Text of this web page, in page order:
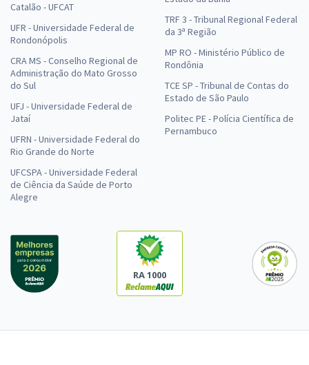
Catalão - UFCAT
UFR - Universidade Federal de
Rondonópolis
CRA MS - Conselho Regional de
Administração do Mato Grosso
do Sul
UFJ - Universidade Federal de
Jataí
UFRN - Universidade Federal do
Rio Grande do Norte
UFCSPA - Universidade Federal
de Ciência da Saúde de Porto
Alegre
TRF 3 - Tribunal Regional Federal
da 3ª Região
MP RO - Ministério Público de
Rondônia
TCE SP - Tribunal de Contas do
Estado de São Paulo
Politec PE - Polícia Científica de
Pernambuco
RA 1000